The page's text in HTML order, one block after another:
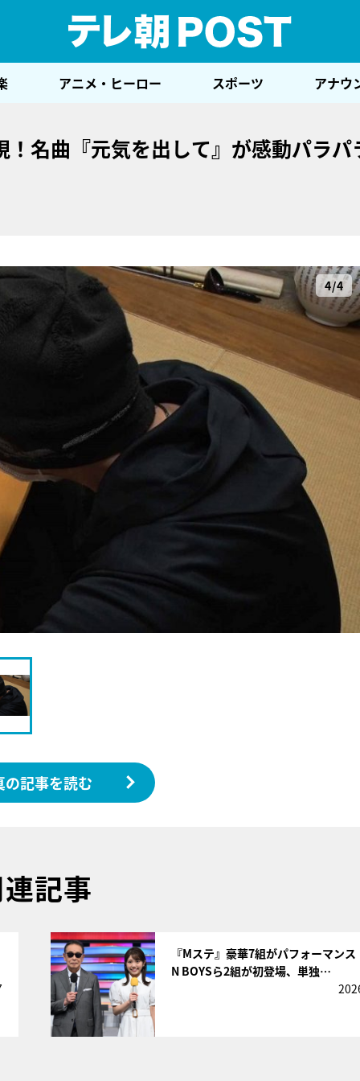
アニメ・ヒーロー スポーツ アナウ
名曲『元気を出して』が感動パラパ
4/4
の記事を読む
記事
『Mステ』豪華7組がパフォーマンス
N BOYSら2組が初登場、単独…
『アイ＝ラブ！げーみ
E齋藤樹愛羅＆佐々木舞
ビュー